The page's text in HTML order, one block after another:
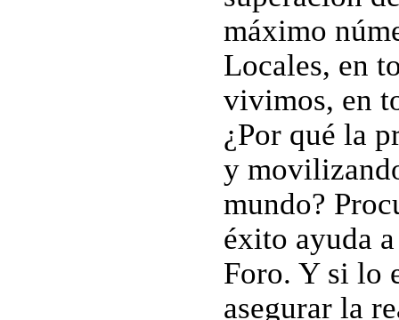
máximo
Locales, en
vivimos, en
¿Por qué la
y
mundo?
éxito ayuda
Foro. Y si lo
asegurar la